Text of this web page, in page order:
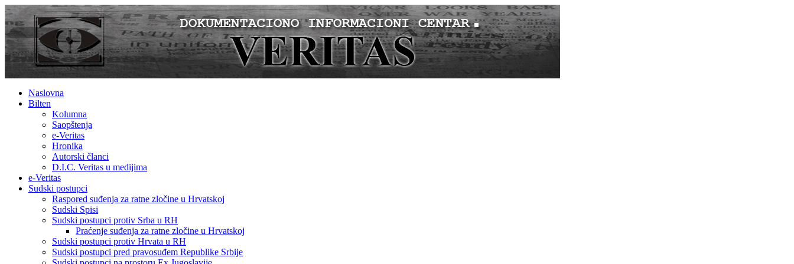
Naslovna
Bilten
Kolumna
Saopštenja
e-Veritas
Hronika
Autorski članci
D.I.C. Veritas u medijima
e-Veritas
Sudski postupci
Raspored suđenja za ratne zločine u Hrvatskoj
Sudski Spisi
Sudski postupci protiv Srba u RH
Praćenje suđenja za ratne zločine u Hrvatskoj
Sudski postupci protiv Hrvata u RH
Sudski postupci pred pravosuđem Republike Srbije